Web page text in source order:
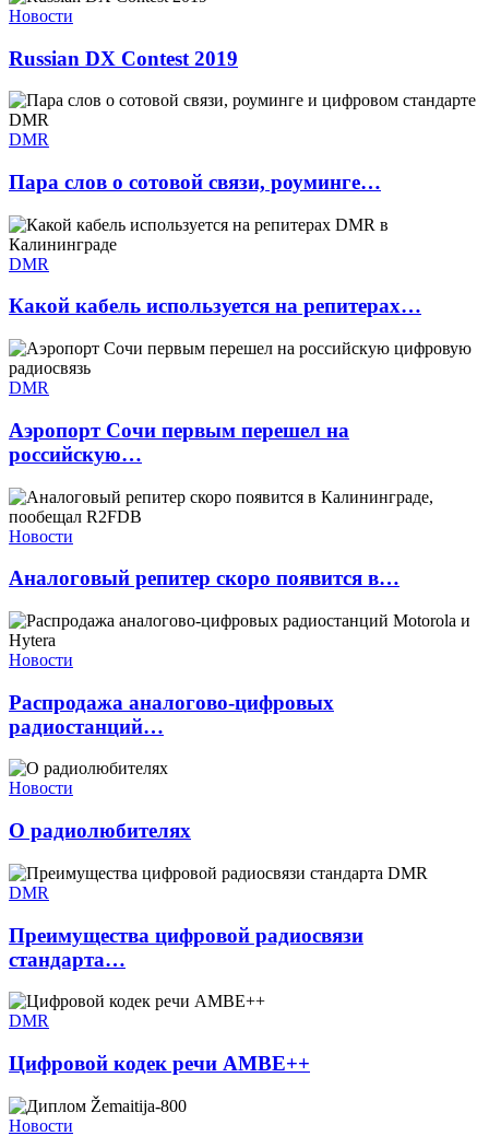
Новости
Russian DX Contest 2019
DMR
Пара слов о сотовой связи, роуминге…
DMR
Какой кабель используется на репитерах…
DMR
Аэропорт Сочи первым перешел на
российскую…
Новости
Аналоговый репитер скоро появится в…
Новости
Распродажа аналогово-цифровых
радиостанций…
Новости
О радиолюбителях
DMR
Преимущества цифровой радиосвязи
стандарта…
DMR
Цифровой кодек речи AMBE++
Новости